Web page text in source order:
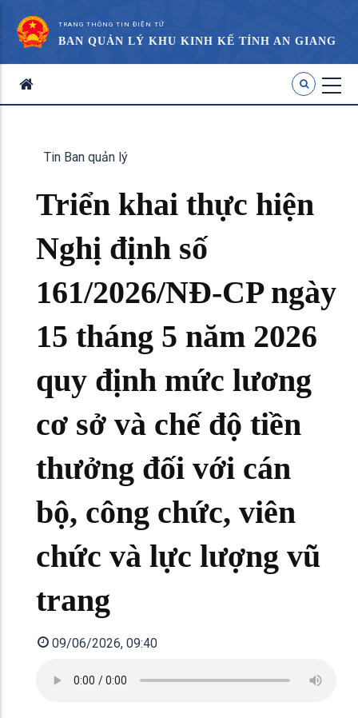
TRANG THÔNG TIN ĐIỆN TỬ
BAN QUẢN LÝ KHU KINH KẾ TỈNH AN GIANG
Tin Ban quản lý
Triển khai thực hiện
Nghị định số
161/2026/NĐ-CP ngày
15 tháng 5 năm 2026
quy định mức lương
cơ sở và chế độ tiền
thưởng đối với cán
bộ, công chức, viên
chức và lực lượng vũ
trang
09/06/2026, 09:40